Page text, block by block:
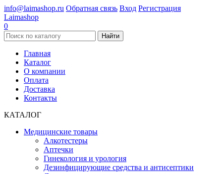
info@laimashop.ru Обратная связь Вход Регистрация
Laimashop
0
Найти
Главная
Каталог
О компании
Оплата
Доставка
Контакты
КАТАЛОГ
Медицинские товары
Алкотестеры
Аптечки
Гинекология и урология
Дезинфицирующие средства и антисептики